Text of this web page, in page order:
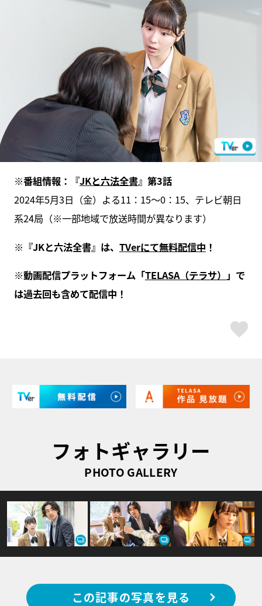
※番組情報：『JKと六法全書』第3話
2024年5月3日（金）よる11：15〜0：15、テレビ朝日
系24局（※一部地域で放送時間が異なります）
※『JKと六法全書』は、 TVerにて無料配信中 ！
※動画配信プラットフォーム「TELASA（テラサ） 」で
は過去回も含めて配信中！
フォトギャラリー
PHOTO GALLERY
この記事の写真を見る